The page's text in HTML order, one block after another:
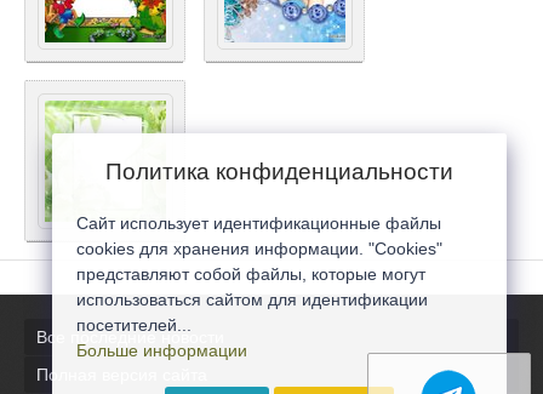
Все последние новости
Полная версия сайта
Политика конфиденциальности
Сайт использует идентификационные файлы
cookies для хранения информации. "Cookies"
представляют собой файлы, которые могут
использоваться сайтом для идентификации
посетителей...
Больше информации